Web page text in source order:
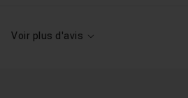
Voir plus d'avis